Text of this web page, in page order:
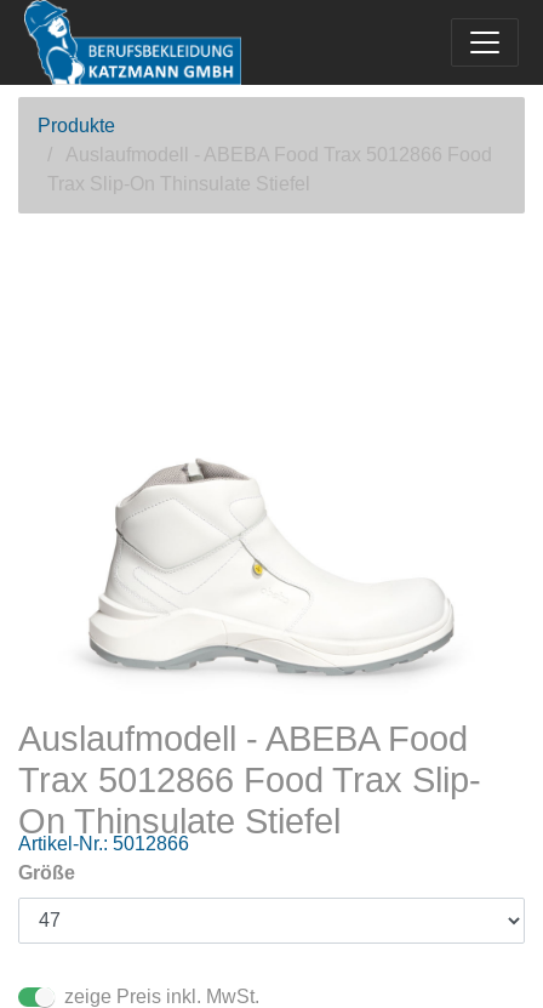
Produkte
Auslaufmodell - ABEBA Food Trax 5012866 Food
Trax Slip-On Thinsulate Stiefel
Auslaufmodell - ABEBA Food
Trax 5012866 Food Trax Slip-
On Thinsulate Stiefel
Artikel-Nr.: 5012866
Größe
zeige Preis inkl. MwSt.